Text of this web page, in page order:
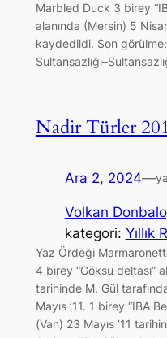
Marbled Duck 3 birey
alanında (Mersin) 5
kaydedildi. Son
Nadir Türler
Ara 2, 2024—
Volkan
kategori: Yıllık
Yaz Ördeği
4 birey “Göksu deltası”
tarihinde M. Gül
Mayıs ’11. 1 birey “IBA
(Van) 23 Mayıs ’11